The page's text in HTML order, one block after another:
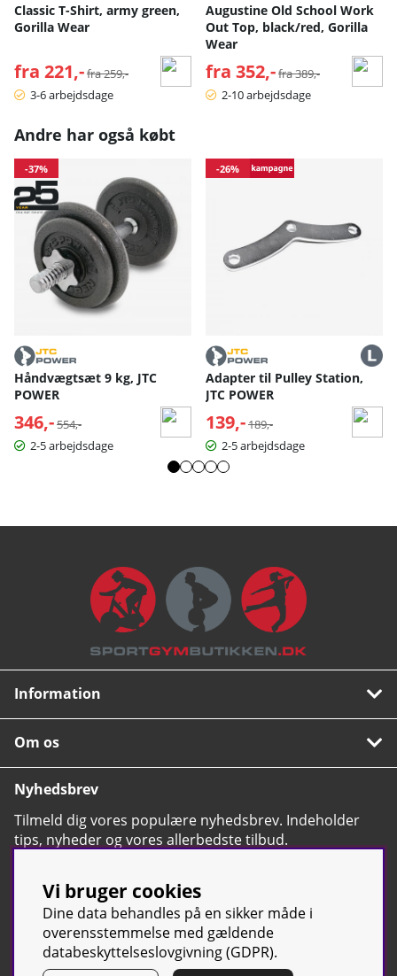
Classic T-Shirt, army green,
Gorilla Wear
fra 221,- Normalpris:
fra 259,-
3-6 arbejdsdage
Augustine Old School Work
Out Top, black/red, Gorilla
Wear
fra 352,- Normalpris:
fra 389,-
2-10 arbejdsdage
Andre har også købt
-37%
Håndvægtsæt 9 kg, JTC
POWER
346,- Normalpris:
554,-
2-5 arbejdsdage
-26%
Adapter til Pulley Station,
JTC POWER
139,- Normalpris:
189,-
2-5 arbejdsdage
Information
Om os
Nyhedsbrev
Tilmeld dig vores populære nyhedsbrev. Indeholder
tips, nyheder og vores allerbedste tilbud.
Vi bruger cookies
Dine data behandles på en sikker måde i
overensstemmelse med gældende
databeskyttelseslovgivning (GDPR).